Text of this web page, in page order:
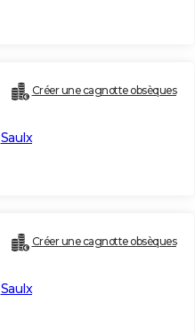
Créer une cagnotte obsèques
Saulx
Créer une cagnotte obsèques
Saulx